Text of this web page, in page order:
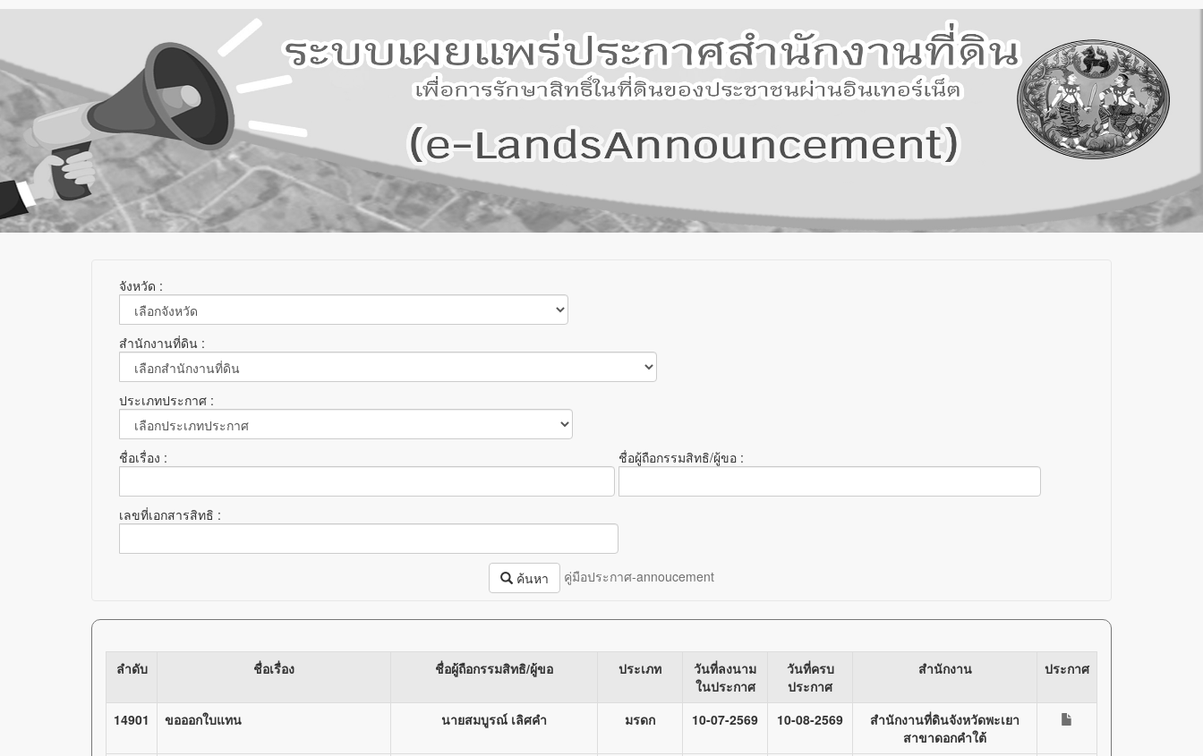
จังหวัด :
สำนักงานที่ดิน :
ประเภทประกาศ :
ชื่อเรื่อง : ชื่อผู้ถือกรรมสิทธิ/ผู้ขอ :
เลขที่เอกสารสิทธิ :
ค้นหา คู่มือประกาศ-annoucement
ลำดับ ชื่อเรื่อง ชื่อผู้ถือกรรมสิทธิ/ผู้ขอ ประเภท
วันที่ลงนาม
ในประกาศ
วันที่ครบ
ประกาศ
สำนักงาน ประกาศ
14901 ขอออกใบแทน นายสมบูรณ์ เลิศคำ มรดก 10-07-2569 10-08-2569
สำนักงานที่ดินจังหวัดพะเยา
สาขาดอกคำใต้